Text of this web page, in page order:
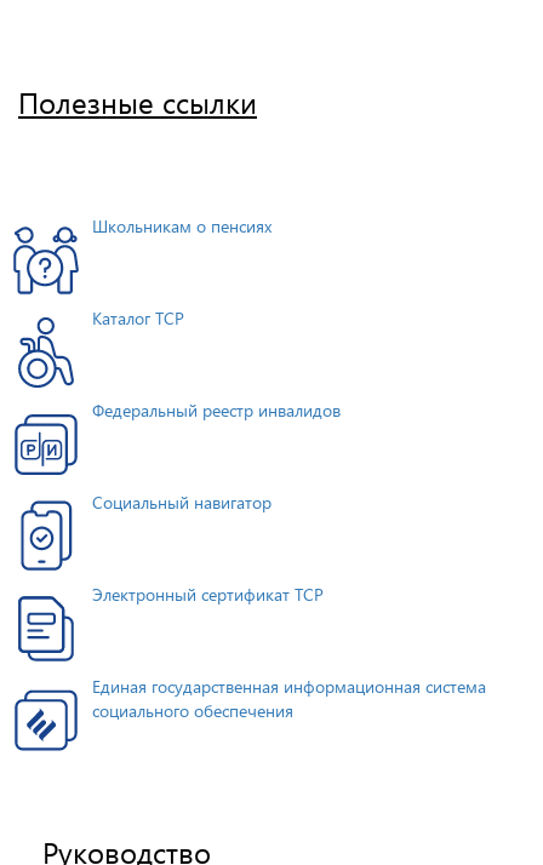
Полезные ссылки
Школьникам о пенсиях
Каталог ТСР
Федеральный реестр инвалидов
Социальный навигатор
Электронный сертификат ТСР
Единая государственная информационная система
социального обеспечения
Руководство